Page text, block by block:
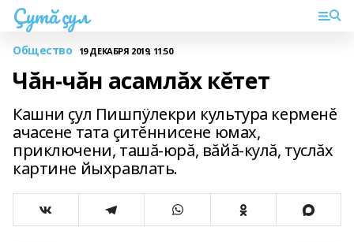
Çутă çул
Общество 19 ДЕКАБРЯ 2019, 11:50
Чăн-чăн асамлăх кĕтет
Кашни çул Пишпÿлекри культура керменĕ
ачасене тата çитĕннисене юмах,
приключени, ташă-юрă, вăйă-кулă, туслăх
картине йыхравлать.